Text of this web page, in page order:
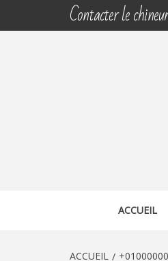
Contacter le
ACCUEIL
ACCUEIL